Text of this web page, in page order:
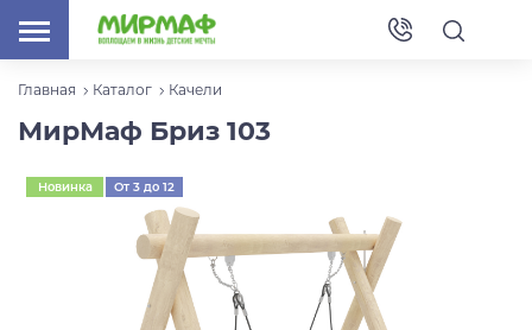
Главная Каталог Качели
МирМаф Бриз 103
Новинка
От 3 до 12
лет